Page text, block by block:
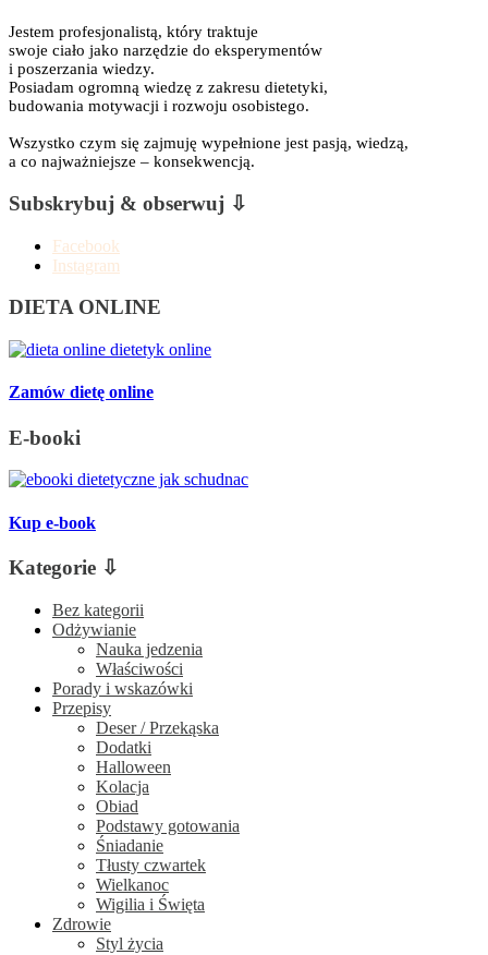
Jestem profesjonalistą, który traktuje
swoje ciało jako narzędzie do eksperymentów
i poszerzania wiedzy.
Posiadam ogromną wiedzę z zakresu dietetyki,
budowania motywacji i rozwoju osobistego.
Wszystko czym się zajmuję wypełnione jest pasją, wiedzą,
a co najważniejsze – konsekwencją.
Subskrybuj & obserwuj ⇩
Facebook
Instagram
DIETA ONLINE
Zamów dietę online
E-booki
Kup e-book
Kategorie ⇩
Bez kategorii
Odżywianie
Nauka jedzenia
Właściwości
Porady i wskazówki
Przepisy
Deser / Przekąska
Dodatki
Halloween
Kolacja
Obiad
Podstawy gotowania
Śniadanie
Tłusty czwartek
Wielkanoc
Wigilia i Święta
Zdrowie
Styl życia